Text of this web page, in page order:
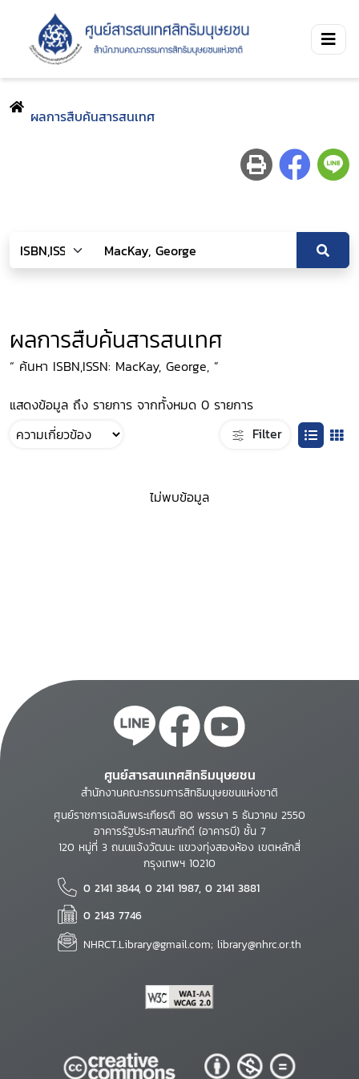
ผลการสืบค้นสารสนเทศ
ผลการสืบค้นสารสนเทศ
“ ค้นหา ISBN,ISSN: MacKay, George, ”
แสดงข้อมูล ถึง รายการ จากทั้งหมด 0 รายการ
Filter
ไม่พบข้อมูล
ศูนย์สารสนเทศสิทธิมนุษยชน
สำนักงานคณะกรรมการสิทธิมนุษยชนแห่งชาติ
ศูนย์ราชการเฉลิมพระเกียรติ 80 พรรษา 5 ธันวาคม 2550
อาคารรัฐประศาสนภักดี (อาคารบี) ชั้น 7
120 หมู่ที่ 3 ถนนแจ้งวัฒนะ แขวงทุ่งสองห้อง เขตหลักสี่
กรุงเทพฯ 10210
0 2141 3844, 0 2141 1987, 0 2141 3881
0 2143 7746
NHRCT.Library@gmail.com; library@nhrc.or.th